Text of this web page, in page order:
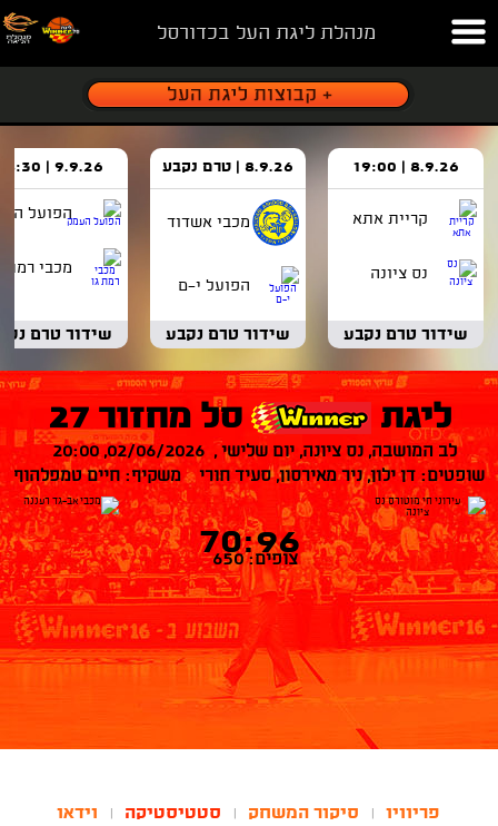
מנהלת ליגת העל בכדורסל
8.9.26 | 19:00
קריית אתא
נס ציונה
שידור טרם נקבע
8.9.26 | טרם נקבע
מכבי אשדוד
הפועל י-ם
שידור טרם נקבע
9.9.26 | 18:30
הפועל
מכבי רמת
שידור טרם
ליגת סל מחזור 27
לב המושבה, נס ציונה, יום שלישי , 02/06/2026, 20:00
שופטים: דן ילון, ניר מאירסון, סעיד חורי משקיף: חיים טמפלהוף
70:96
צופים: 650
פריוויו סיקור המשחק סטטיסטיקה וידאו